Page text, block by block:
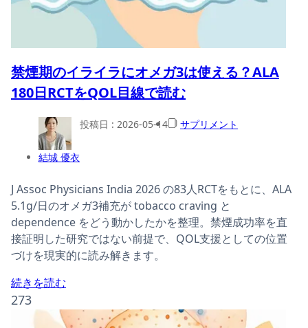
禁煙期のイライラにオメガ3は使える？ALA
180日RCTをQOL目線で読む
結城 優衣
投稿日 : 2026-05-14 サプリメント
J Assoc Physicians India 2026 の83人RCTをもとに、ALA
5.1g/日のオメガ3補充が tobacco craving と
dependence をどう動かしたかを整理。禁煙成功率を直
接証明した研究ではない前提で、QOL支援としての位置
づけを現実的に読み解きます。
続きを読む
273